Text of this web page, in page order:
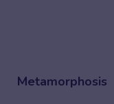
Metamorphosis